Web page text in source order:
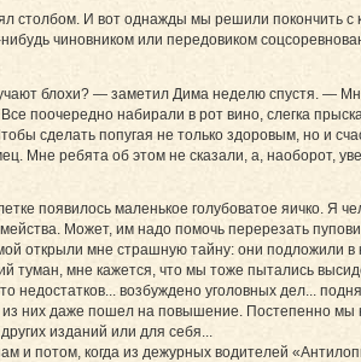
столбом. И вот однажды мы решили покончить
чиновником или передовиком
блохи? — заметил Дима неделю спустя. —
поочередно набирали в рот вино, слегка
сделать попугая не только здоровым, но и
Мне ребята об этом не сказали, а, наоборот,
появилось маленькое голубоватое яичко. Я
Может, им надо помочь перерезать
открыли мне страшную тайну: они подложили в
туман, мне кажется, что мы тоже пытались
недостатков... возбуждено уголовных дел...
них даже пошел на повышение. Постепенно мы
изданий или для себя...
и потом, когда из дежурных водителей